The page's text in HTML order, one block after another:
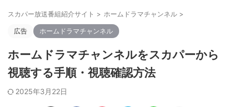
スカパー放送番組紹介サイト > ホームドラマチャンネル >
広告 ホームドラマチャンネル
ホームドラマチャンネルをスカパーから
視聴する手順・視聴確認方法
2025年3月22日